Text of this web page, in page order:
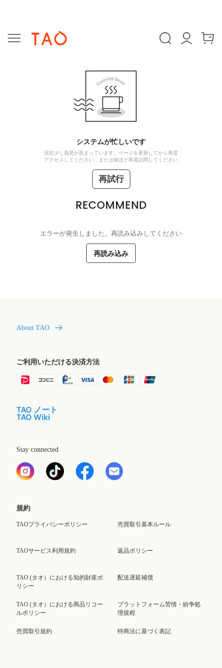
システムが忙しいです
現在少し負荷が高まっています。ページを更新してから再度
アクセスしてください、または後ほど再度訪問してください
再試行
RECOMMEND
エラーが発生しました。再読み込みしてください
再読み込み
About TAO
ご利用いただける決済方法
TAO ノート
TAO Wiki
Stay connected
規約
TAOプライバシーポリシー
TAOサービス利用規約
TAO (タオ）における知的財産ポ
リシー
TAO (タオ）における商品リコー
ルポリシー
売買取引規約
売買取引基本ルール
返品ポリシー
配送遅延補償
プラットフォーム苦情・紛争処
理規程
特商法に基づく表記